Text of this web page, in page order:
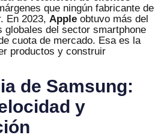
que ningún fabricante de
En 2023, Apple obtuvo más del
globales del sector smartphone
cuota de mercado. Esa es la
productos y construir
de Samsung:
y